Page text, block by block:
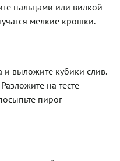
пальцами или вилкой
мелкие крошки.
и выложите кубики слив.
на тесте
пирог